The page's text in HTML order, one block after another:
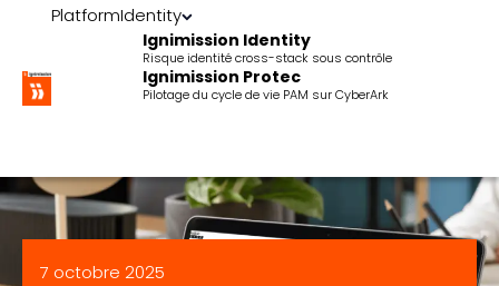
PlatformIdentity
Ignimission Identity
Risque identité cross-stack sous contrôle
Ignimission Protec
Pilotage du cycle de vie PAM sur CyberArk
7 octobre 2025